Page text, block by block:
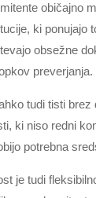
običajno
ki ponujajo
obsežne
preverjanja.
tudi tisti brez
ki niso redni
potrebna
je tudi